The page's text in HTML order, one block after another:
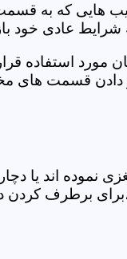
هایی که به
عادی خود
مورد استفاده
قسمت های
نموده اند
برطرف کردن